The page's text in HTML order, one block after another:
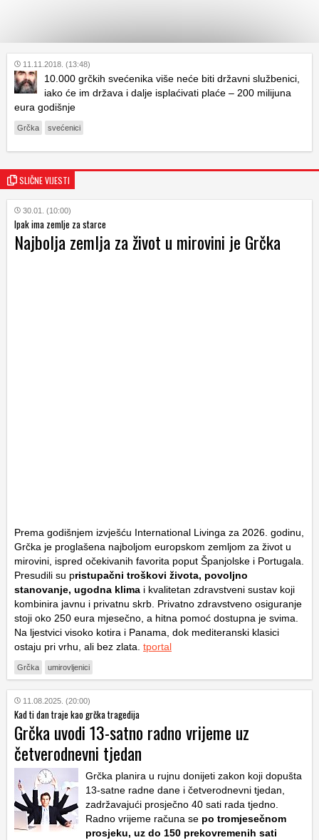
KATEGORIJE
HRVATSKI
WEB
11.11.2018. (13:48)
10.000 grčkih svećenika više neće biti državni službenici,
iako će im država i dalje isplaćivati plaće – 200 milijuna
eura godišnje
Grčka svećenici
SLIČNE VIJESTI
30.01. (10:00)
Ipak ima zemlje za starce
Najbolja zemlja za život u mirovini je Grčka
Prema godišnjem izvješću International Livinga za 2026. godinu,
Grčka je proglašena najboljom europskom zemljom za život u
mirovini, ispred očekivanih favorita poput Španjolske i Portugala.
Presudili su pristupačni troškovi života, povoljno
stanovanje, ugodna klima i kvalitetan zdravstveni sustav koji
kombinira javnu i privatnu skrb. Privatno zdravstveno osiguranje
stoji oko 250 eura mjesečno, a hitna pomoć dostupna je svima.
Na ljestvici visoko kotira i Panama, dok mediteranski klasici
ostaju pri vrhu, ali bez zlata. tportal
Grčka umirovljenici
11.08.2025. (20:00)
Kad ti dan traje kao grčka tragedija
Grčka uvodi 13-satno radno vrijeme uz
četverodnevni tjedan
Grčka planira u rujnu donijeti zakon koji dopušta
13-satne radne dane i četverodnevni tjedan,
zadržavajući prosječno 40 sati rada tjedno.
Radno vrijeme računa se po tromjesečnom
prosjeku, uz do 150 prekovremenih sati